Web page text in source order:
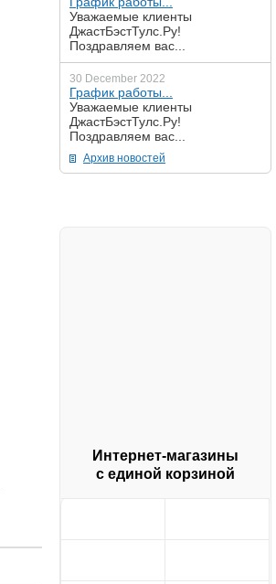
Уважаемые клиенты
ДжастБэстТулс.Ру!
Поздравляем вас...
30 December 2022
График работы...
Уважаемые клиенты
ДжастБэстТулс.Ру!
Поздравляем вас...
Архив новостей
Интернет-магазины
с единой корзиной